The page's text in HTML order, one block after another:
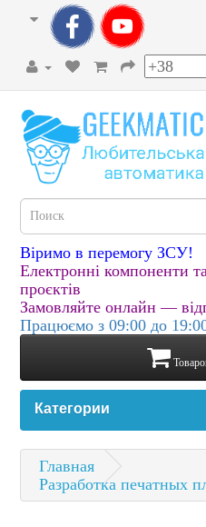
Віримо в перемогу ЗСУ!
Електронні компоненти
проєктів
Замовляйте онлайн —
Працюємо з 09:00 до
Категории
Главная
Разработка печатных